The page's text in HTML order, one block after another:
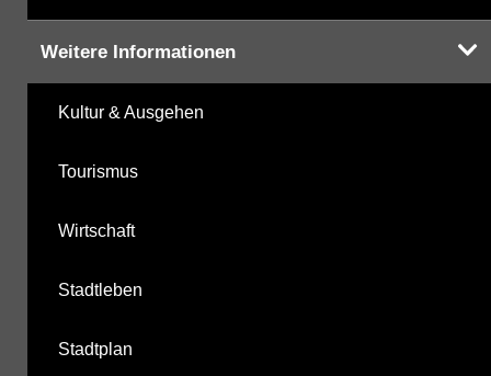
Weitere Informationen
Kultur & Ausgehen
Tourismus
Wirtschaft
Stadtleben
Stadtplan